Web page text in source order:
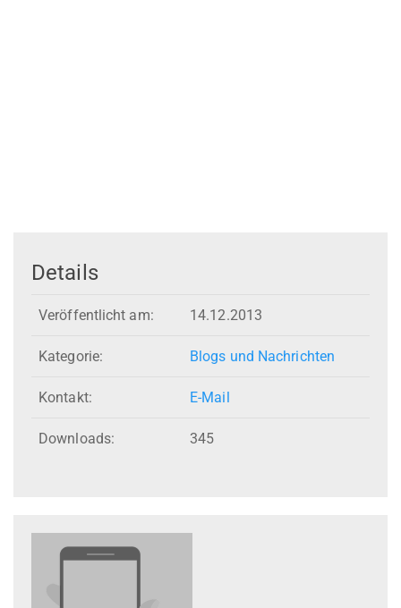
Details
Veröffentlicht am: 14.12.2013
Kategorie: Blogs und Nachrichten
Kontakt: E-Mail
Downloads: 345